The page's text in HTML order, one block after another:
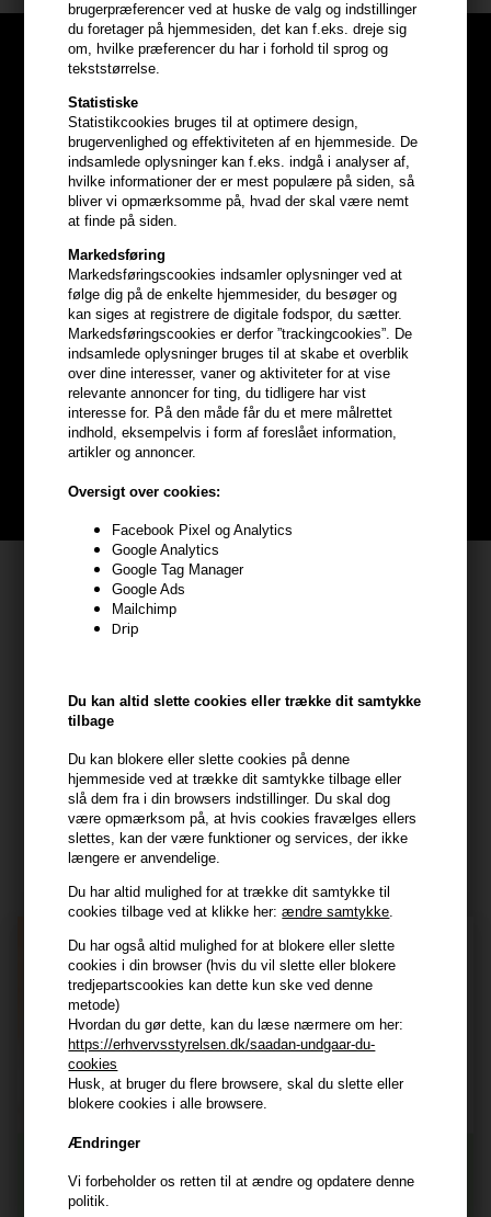
brugerpræferencer ved at huske de valg og indstillinger
du foretager på hjemmesiden, det kan f.eks. dreje sig
om, hvilke præferencer du har i forhold til sprog og
tekststørrelse.
Statistiske
Statistikcookies bruges til at optimere design,
brugervenlighed og effektiviteten af en hjemmeside. De
indsamlede oplysninger kan f.eks. indgå i analyser af,
hvilke informationer der er mest populære på siden, så
bliver vi opmærksomme på, hvad der skal være nemt
at finde på siden.
Markedsføring
Markedsføringscookies indsamler oplysninger ved at
følge dig på de enkelte hjemmesider, du besøger og
kan siges at registrere de digitale fodspor, du sætter.
Markedsføringscookies er derfor ”trackingcookies”. De
indsamlede oplysninger bruges til at skabe et overblik
over dine interesser, vaner og aktiviteter for at vise
relevante annoncer for ting, du tidligere har vist
interesse for. På den måde får du et mere målrettet
indhold, eksempelvis i form af foreslået information,
artikler og annoncer.
Oversigt over cookies:
Facebook Pixel og Analytics
Google Analytics
Google Tag Manager
Google Ads
Mailchimp
Drip
Du kan altid slette cookies eller trække dit samtykke
tilbage
Du kan blokere eller slette cookies på denne
hjemmeside ved at trække dit samtykke tilbage eller
slå dem fra i din browsers indstillinger. Du skal dog
være opmærksom på, at hvis cookies fravælges ellers
slettes, kan der være funktioner og services, der ikke
længere er anvendelige.
Du har altid mulighed for at trække dit samtykke til
cookies tilbage ved at klikke her:ændre samtykke.
Du har også altid mulighed for at blokere eller slette
cookies i din browser (hvis du vil slette eller blokere
tredjepartscookies kan dette kun ske ved denne
metode)
Hvordan du gør dette, kan du læse nærmere om her:
https://erhvervsstyrelsen.dk/saadan-undgaar-du-
cookies
Husk, at bruger du flere browsere, skal du slette eller
blokere cookies i alle browsere.
Ændringer
Vi forbeholder os retten til at ændre og opdatere denne
politik.
Optjen5% bonuskronerpå
hele din ordre
Bliv helt gratis en del af vores kundeklub og optjen rabatter når du
handler
BLIV GRATIS MEDLEM HER
Kundeservice
CVR: 44874253
kundeservice@hair247.dk
Tlf. 23839799 (hverdage 9-14)
Modtag tilbud mm
Tilmeld dig nyhedsbrev - du kan altid afmelde det igen.
ConsentJeg accepterer vilkår og betingelser.
Læs mere her
Vi sender samme hverdag ved bestilling inden kl 14:45
Tilmeld dig nyhedsbrevet